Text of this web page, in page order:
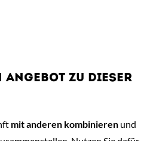
ZU DIESER
mit anderen kombinieren und